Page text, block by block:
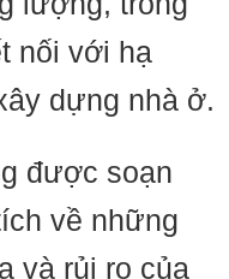
nối với hạ
dựng nhà ở.
được soạn
về những
và rủi ro của